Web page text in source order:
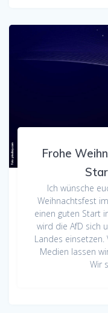
Frohe
Ich wünsche
Weihnachtsfest
einen guten Start
wird die AfD sich
Landes
Medien lassen
Wir